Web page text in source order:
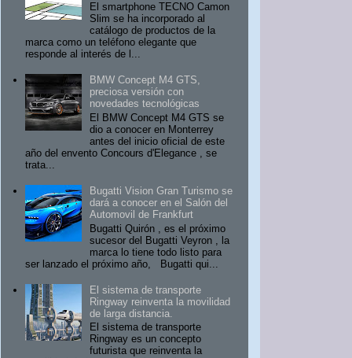
El smartphone TECNO Camon
Slim se ha incorporado al
catálogo de productos de la
marca como un teléfono elegante que
responde al interés de l...
BMW Concept M4 GTS,
preciosa versión con
novedades tecnológicas
El BMW Concept M4 GTS se
dio a conocer en Monterrey
antes del inicio oficial de este
año del envento Concours d'Elegance , se
trata...
Bugatti Vision Gran Turismo se
dará a conocer en el Salón del
Automovil de Frankfurt
Bugatti Quirón , es el próximo
sucesor del Bugatti Veyron , la
marca lo tiene todo listo para
ser lanzado el próximo año, Bugatti qui...
El sistema de transporte
Ringway reinventa la movilidad
de larga distancia.
El sistema de transporte
Ringway es un concepto
futurista que reinventa la